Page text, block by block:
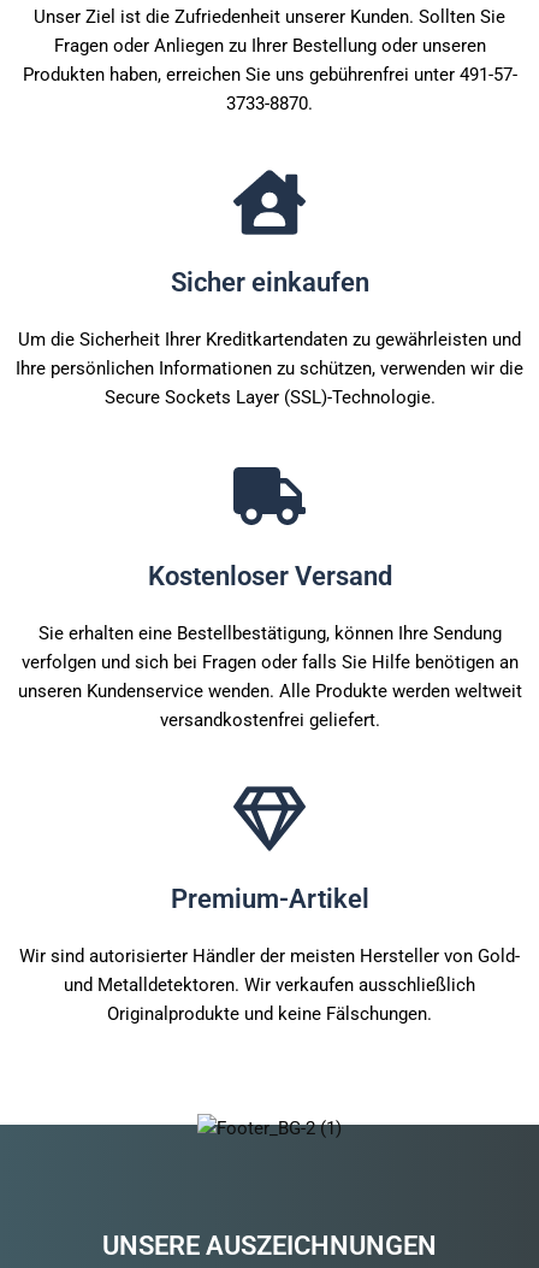
Unser Ziel ist die Zufriedenheit unserer Kunden. Sollten Sie
Fragen oder Anliegen zu Ihrer Bestellung oder unseren
Produkten haben, erreichen Sie uns gebührenfrei unter 491-57-
3733-8870.
Sicher einkaufen
Um die Sicherheit Ihrer Kreditkartendaten zu gewährleisten und
Ihre persönlichen Informationen zu schützen, verwenden wir die
Secure Sockets Layer (SSL)-Technologie.
Kostenloser Versand
Sie erhalten eine Bestellbestätigung, können Ihre Sendung
verfolgen und sich bei Fragen oder falls Sie Hilfe benötigen an
unseren Kundenservice wenden. Alle Produkte werden weltweit
versandkostenfrei geliefert.
Premium-Artikel
Wir sind autorisierter Händler der meisten Hersteller von Gold-
und Metalldetektoren. Wir verkaufen ausschließlich
Originalprodukte und keine Fälschungen.
UNSERE AUSZEICHNUNGEN